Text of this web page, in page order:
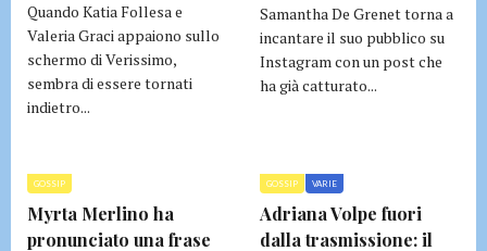
Quando Katia Follesa e
Valeria Graci appaiono sullo
schermo di Verissimo,
sembra di essere tornati
indietro...
Samantha De Grenet torna a
incantare il suo pubblico su
Instagram con un post che
ha già catturato...
GOSSIP
Myrta Merlino ha
pronunciato una frase
GOSSIP VARIE
Adriana Volpe fuori
dalla trasmissione: il